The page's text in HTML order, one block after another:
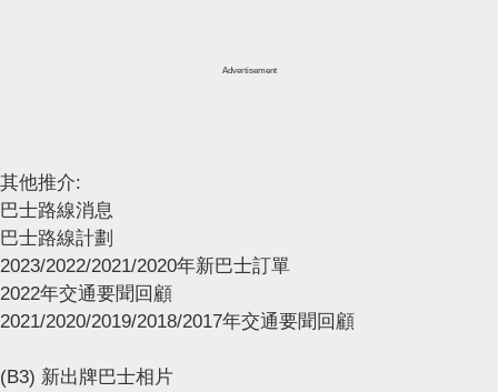
Advertisement
其他推介:
巴士路線消息
巴士路線計劃
2023/2022/2021/2020年新巴士訂單
2022年交通要聞回顧
2021/2020/2019/2018/2017年交通要聞回顧
(B3) 新出牌巴士相片